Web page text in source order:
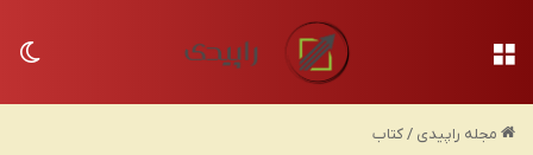
مجله راپیدی /کتاب